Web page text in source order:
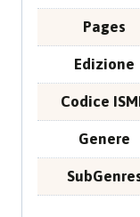
Pages
Edizione
Codice
Genere